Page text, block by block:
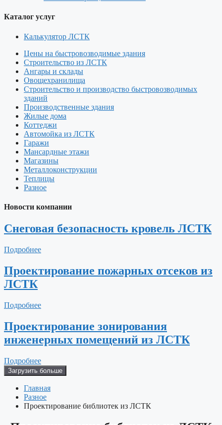
Каталог услуг
Калькулятор ЛСТК
Цены на быстровозводимые здания
Строительство из ЛСТК
Ангары и склады
Овощехранилища
Строительство и производство быстровозводимых
зданий
Производственные здания
Жилые дома
Коттеджи
Автомойка из ЛСТК
Гаражи
Мансардные этажи
Магазины
Металлоконструкции
Теплицы
Разное
Новости компании
Снеговая безопасность кровель ЛСТК
Подробнее
Проектирование пожарных отсеков из
ЛСТК
Подробнее
Проектирование зонирования
инженерных помещений из ЛСТК
Подробнее
Загрузить больше
Главная
Разное
Проектирование библиотек из ЛСТК